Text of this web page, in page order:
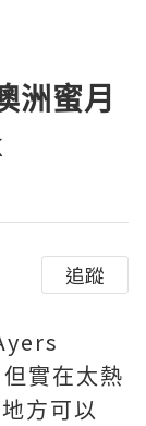
洲蜜月
追蹤
但實在太熱
方可以